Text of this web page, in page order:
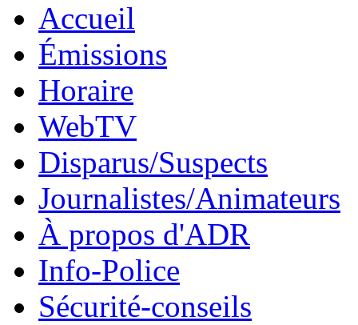
Accueil
Émissions
Horaire
WebTV
Disparus/Suspects
Journalistes/Animateurs
À propos d'ADR
Info-Police
Sécurité-conseils